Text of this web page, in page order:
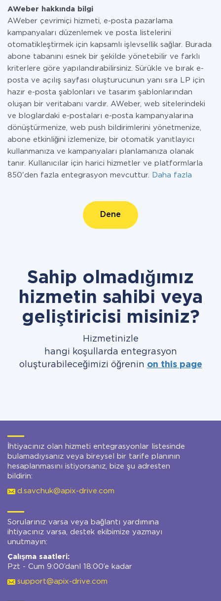
AWeber hakkında bilgi
AWeber çevrimiçi hizmeti, e-posta pazarlama
kampanyaları düzenlemek ve posta listelerini
otomatikleştirmek için kapsamlı işlevsellik sağlar. Burada
abone tabanını esnek bir şekilde yönetebilir ve farklı
kriterlere göre yapılandırabilirsiniz. Sürükle ve bırak e-
posta ve açılış sayfası oluşturucunun yanı sıra LP için
hazır e-posta şablonları ve tasarım şablonlarından
oluşan bir veritabanı vardır. AWeber, web sitelerindeki
ve bloglardaki e-postaları e-posta kampanyalarına
dönüştürmenize, web push bildirimlerini yönetmenize,
abone etkinliğini izlemenize, bir otomatik yanıtlayıcı
kullanmanıza ve kampanyaları planlamanıza olanak
tanır. Kullanıcılar için harici hizmetler ve platformlarla
850'den fazla entegrasyon mevcuttur.
Daha fazla
Dene
Sahip olmadığımız
hizmetin sahibi veya
geliştiricisi misiniz?
Hizmetinizle
hangi koşullarda entegrasyon
oluşturabileceğimizi öğrenin on this page
İhtiyacınız olan hizmeti entegrasyonlar listesinde
bulamadıysanız veya bireysel bir tarife planının
hesaplanmasını istiyorsanız, bize şu adresten
bildirin:
d.savchuk@apix-drive.com
Sorularınız varsa veya bağlantı yardımına
ihtiyacınız varsa, destek ekibimize yazmayı
unutmayın:
Çalışma saatleri:
Pzt - Cum 9:00’danl 18:00’e kadar
support@apix-drive.com